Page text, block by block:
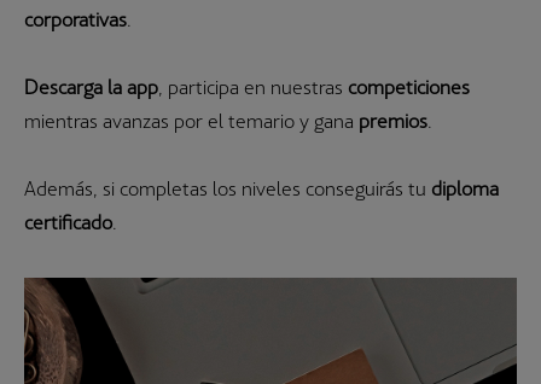
corporativas
Descarga la app , participa en nuestras competiciones
mientras avanzas por el temario y gana premios
Además, si completas los niveles conseguirás tu diploma
certificado